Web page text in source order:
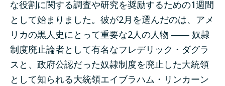
な役割に関する調査や研究を奨励するための1週間
として始まりました。彼が2月を選んだのは、アメ
リカの黒人史にとって重要な2人の人物 ―― 奴隷
制度廃止論者として有名なフレデリック・ダグラ
スと、政府公認だった奴隷制度を廃止した大統領
として知られる大統領エイブラハム・リンカーン